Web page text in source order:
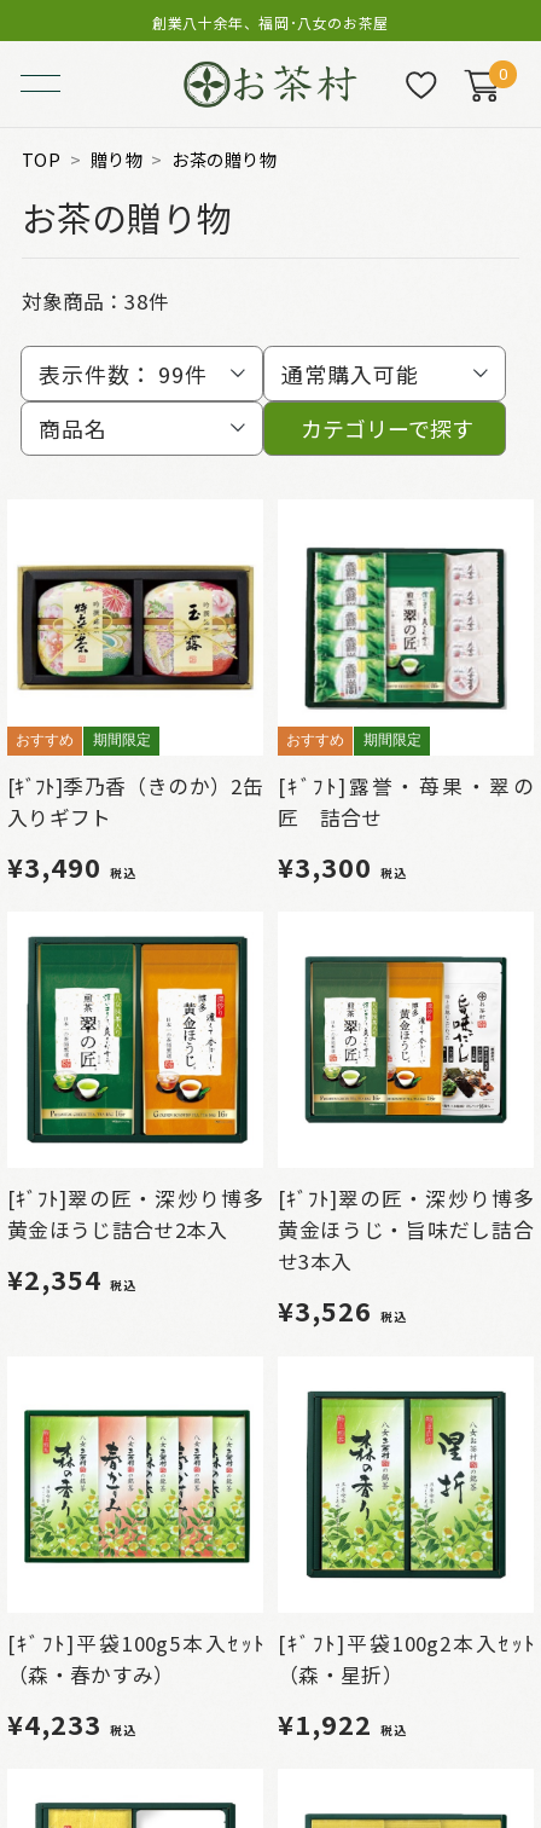
創業八十余年、福岡･八女のお茶屋
0
TOP 贈り物 お茶の贈り物
お茶の贈り物
対象商品： 38件
表示件数： 99件
通常購入可能
商品名
カテゴリーで探す
おすすめ 期間限定
[ｷﾞﾌﾄ]季乃香（きのか）2缶
入りギフト
¥3,490 税込
おすすめ 期間限定
[ｷﾞﾌﾄ]露誉・苺果・翠の
匠 詰合せ
¥3,300 税込
[ｷﾞﾌﾄ]翠の匠・深炒り博多
黄金ほうじ詰合せ2本入
¥2,354 税込
[ｷﾞﾌﾄ]翠の匠・深炒り博多
黄金ほうじ・旨味だし詰合
せ3本入
¥3,526 税込
[ｷﾞﾌﾄ]平袋100g5本入ｾｯﾄ
（森・春かすみ）
¥4,233 税込
[ｷﾞﾌﾄ]平袋100g2本入ｾｯﾄ
（森・星折）
¥1,922 税込